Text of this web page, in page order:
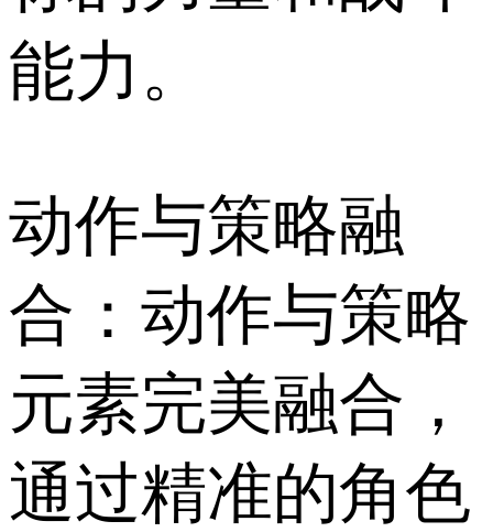
能力。
动作与策略融
合：动作与策略
元素完美融合，
通过精准的角色